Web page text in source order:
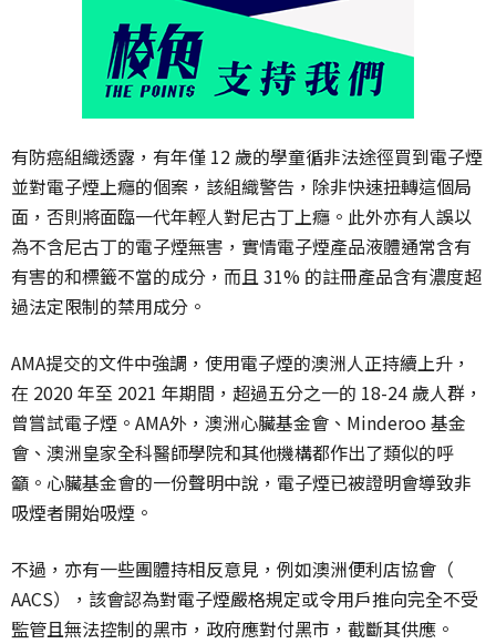
有防癌組織透露，有年僅 12 歲的學童循非法途徑買到電子煙
並對電子煙上癮的個案，該組織警告，除非快速扭轉這個局
面，否則將面臨一代年輕人對尼古丁上癮。此外亦有人誤以
為不含尼古丁的電子煙無害，實情電子煙產品液體通常含有
有害的和標籤不當的成分，而且 31% 的註冊產品含有濃度超
過法定限制的禁用成分。
AMA提交的文件中強調，使用電子煙的澳洲人正持續上升，
在 2020 年至 2021 年期間，超過五分之一的 18-24 歲人群，
曾嘗試電子煙。AMA外，澳洲心臟基金會、Minderoo 基金
會、澳洲皇家全科醫師學院和其他機構都作出了類似的呼
籲。心臟基金會的一份聲明中說，電子煙已被證明會導致非
吸煙者開始吸煙。
不過，亦有一些團體持相反意見，例如澳洲便利店協會（
AACS），該會認為對電子煙嚴格規定或令用戶推向完全不受
監管且無法控制的黑市，政府應對付黑市，截斷其供應。